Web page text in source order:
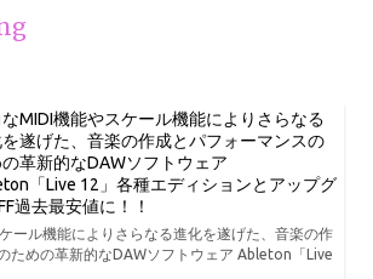
MIDI機能やスケール機能によりさらなる
遂げた、音楽の作成とパフォーマンスの
革新的なDAWソフトウェア
「Live 12」各種エディションとアップグ
過去最安値に！！
ール機能によりさらなる進化を遂げた、音楽の作
ための革新的なDAWソフトウェア Ableton「Live